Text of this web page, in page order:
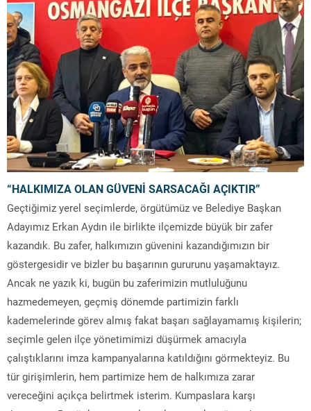
“HALKIMIZA OLAN GÜVENİ SARSACAĞI AÇIKTIR”
Geçtiğimiz yerel seçimlerde, örgütümüz ve Belediye Başkan
Adayımız Erkan Aydın ile birlikte ilçemizde büyük bir zafer
kazandık. Bu zafer, halkımızın güvenini kazandığımızın bir
göstergesidir ve bizler bu başarının gururunu yaşamaktayız.
Ancak ne yazık ki, bugün bu zaferimizin mutluluğunu
hazmedemeyen, geçmiş dönemde partimizin farklı
kademelerinde görev almış fakat başarı sağlayamamış kişilerin;
seçimle gelen ilçe yönetimimizi düşürmek amacıyla
çalıştıklarını imza kampanyalarına katıldığını görmekteyiz. Bu
tür girişimlerin, hem partimize hem de halkımıza zarar
vereceğini açıkça belirtmek isterim. Kumpaslara karşı